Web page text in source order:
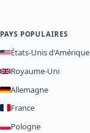
PAYS POPULAIRES
États-Unis d'Amérique
Royaume-Uni
Allemagne
France
Pologne